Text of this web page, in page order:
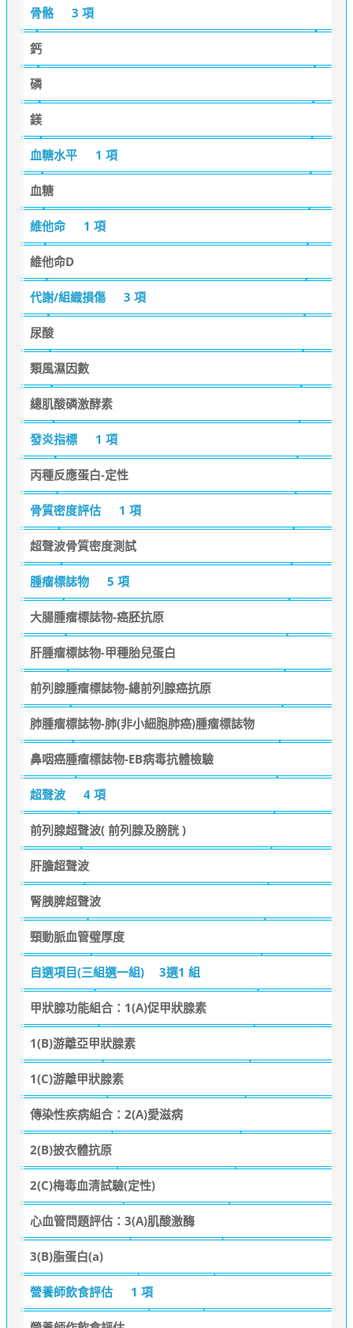
骨骼 3 項
鈣
磷
鎂
血糖水平 1 項
血糖
維他命 1 項
維他命D
代謝/組織損傷 3 項
尿酸
類風濕因數
總肌酸磷激酵素
發炎指標 1 項
丙種反應蛋白-定性
骨質密度評估 1 項
超聲波骨質密度測試
腫瘤標誌物 5 項
大腸腫瘤標誌物-癌胚抗原
肝腫瘤標誌物-甲種胎兒蛋白
前列腺腫瘤標誌物-總前列腺癌抗原
肺腫瘤標誌物-肺(非小細胞肺癌)腫瘤標誌物
鼻咽癌腫瘤標誌物-EB病毒抗體檢驗
超聲波 4 項
前列腺超聲波( 前列腺及膀胱 )
肝膽超聲波
腎胰脾超聲波
頸動脈血管璧厚度
自選項目(三組選一組) 3選1 組
甲狀腺功能組合：1(A)促甲狀腺素
1(B)游離亞甲狀腺素
1(C)游離甲狀腺素
傳染性疾病組合：2(A)愛滋病
2(B)披衣體抗原
2(C)梅毒血清試驗(定性)
心血管問題評估：3(A)肌酸激酶
3(B)脂蛋白(a)
營養師飲食評估 1 項